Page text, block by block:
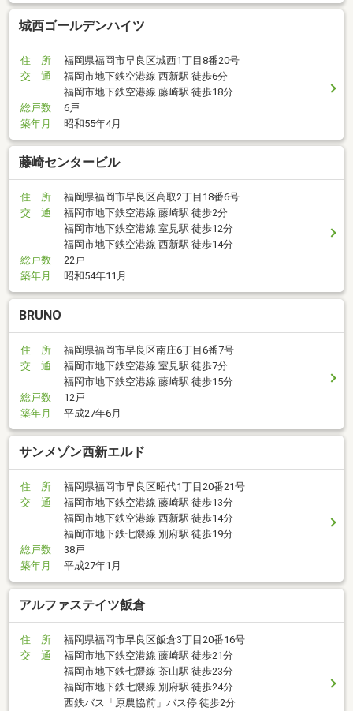
城西ゴールデンハイツ
住 所
福岡県福岡市早良区城西1丁目8番20号
交 通
福岡市地下鉄空港線 西新駅 徒歩6分
福岡市地下鉄空港線 藤崎駅 徒歩18分
総戸数
6戸
築年月
昭和55年4月
藤崎センタービル
住 所
福岡県福岡市早良区高取2丁目18番6号
交 通
福岡市地下鉄空港線 藤崎駅 徒歩2分
福岡市地下鉄空港線 室見駅 徒歩12分
福岡市地下鉄空港線 西新駅 徒歩14分
総戸数
22戸
築年月
昭和54年11月
BRUNO
住 所
福岡県福岡市早良区南庄6丁目6番7号
交 通
福岡市地下鉄空港線 室見駅 徒歩7分
福岡市地下鉄空港線 藤崎駅 徒歩15分
総戸数
12戸
築年月
平成27年6月
サンメゾン西新エルド
住 所
福岡県福岡市早良区昭代1丁目20番21号
交 通
福岡市地下鉄空港線 藤崎駅 徒歩13分
福岡市地下鉄空港線 西新駅 徒歩14分
福岡市地下鉄七隈線 別府駅 徒歩19分
総戸数
38戸
築年月
平成27年1月
アルファステイツ飯倉
住 所
福岡県福岡市早良区飯倉3丁目20番16号
交 通
福岡市地下鉄空港線 藤崎駅 徒歩21分
福岡市地下鉄七隈線 茶山駅 徒歩23分
福岡市地下鉄七隈線 別府駅 徒歩24分
西鉄バス「原農協前」バス停 徒歩2分